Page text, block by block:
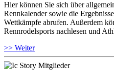
Hier können Sie sich über
Rennkalender sowie die
Wettkämpfe abrufen. Außerdem
Rennrodelsports nachlesen und
>> Weiter